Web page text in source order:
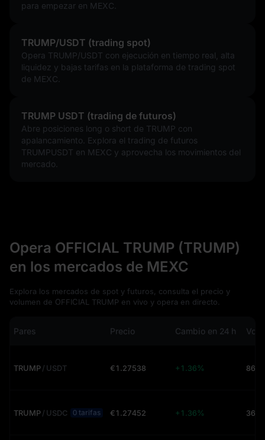
para empezar en MEXC.
TRUMP/USDT (trading spot)
Opera TRUMP/USDT con ejecución en tiempo real, alta
liquidez y bajas tarifas en la plataforma de trading spot
de MEXC.
TRUMP USDT (trading de futuros)
Abre posiciones long o short de TRUMP con
apalancamiento. Explora el trading de futuros
TRUMPUSDT en MEXC y aprovecha los movimientos del
mercado.
Opera OFFICIAL TRUMP (TRUMP)
en los mercados de MEXC
Explora los mercados de spot y futuros, consulta el precio y
volumen de OFFICIAL TRUMP en vivo y opera en directo.
Pares Precio Cambio en 24 h
TRUMP/ USDT €1.27538 +1.36%
TRUMP/ USDC 0 tarifas €1.27452 +1.36%